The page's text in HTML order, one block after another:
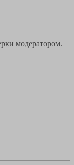
модератором.